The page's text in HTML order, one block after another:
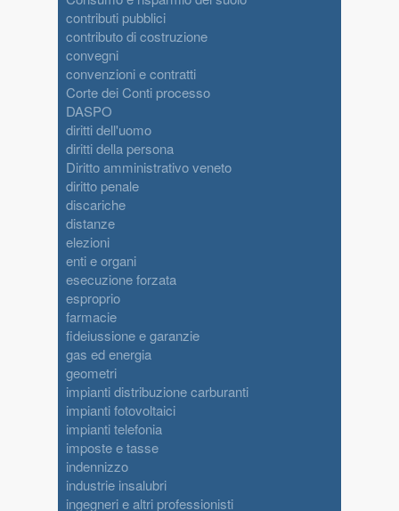
contributi pubblici
contributo di costruzione
convegni
convenzioni e contratti
Corte dei Conti processo
DASPO
diritti dell'uomo
diritti della persona
Diritto amministrativo veneto
diritto penale
discariche
distanze
elezioni
enti e organi
esecuzione forzata
esproprio
farmacie
fideiussione e garanzie
gas ed energia
geometri
impianti distribuzione carburanti
impianti fotovoltaici
impianti telefonia
imposte e tasse
indennizzo
industrie insalubri
ingegneri e altri professionisti